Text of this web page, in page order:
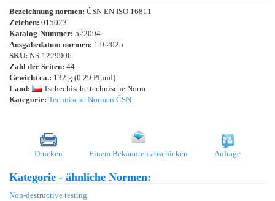
Bezeichnung normen: ČSN EN ISO 16811
Zeichen: 015023
Katalog-Nummer: 522094
Ausgabedatum normen: 1.9.2025
SKU: NS-1229906
Zahl der Seiten: 44
Gewicht ca.: 132 g (0.29 Pfund)
Land:
Tschechische technische Norm
Kategorie: Technische Normen ČSN
Drucken Einem Bekannten abschicken Anfrage
Kategorie - ähnliche Normen:
Non-destructive testing